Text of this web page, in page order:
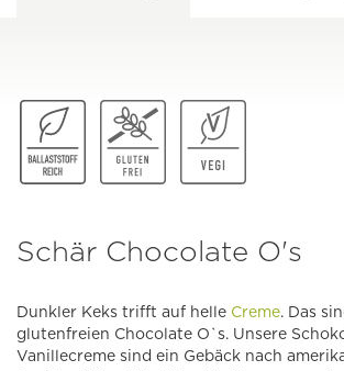
Schär Chocolate O's
Dunkler Keks trifft auf helle Creme. Das
glutenfreien Chocolate O`s. Unsere
Vanillecreme sind ein Gebäck nach